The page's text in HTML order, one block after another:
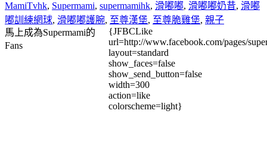
MamiTvhk, Supermami, supermamihk, 滑嘟嘟, 滑嘟嘟奶昔, 滑嘟
嘟訓練網球, 滑嘟嘟護腕, 至尊漢堡, 至尊脆雞堡, 親子
馬上成為Supermami的
Fans
{JFBCLike
url=http://www.facebook.com/pages/
layout=standard
show_faces=false
show_send_button=false
width=300
action=like
colorscheme=light}